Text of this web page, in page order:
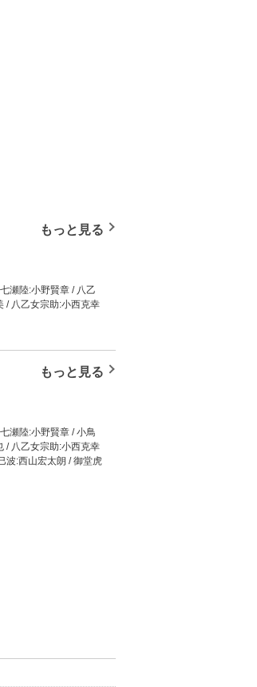
もっと見る
瀬陸:小野賢章 / 八乙
/ 八乙女宗助:小西克幸
、「IDOLiSH7」より
「TRIGGER」も、ス
を舞台に、彼らは未
、劇場ライブなど
劇場総集編が全国の
ーンでいま――
デザイン:深川可純 /
音響監督:濱野高年 /
作:アイナナ製作委員
もっと見る
瀬陸:小野賢章 / 小鳥
/ 八乙女宗助:小西克幸
波:西山宏太朗 / 御堂虎
バルであるTRIGGER
で、芸能界の“ノイ
デザイン:深川可純 /
野高年 / 製作:アイナナ